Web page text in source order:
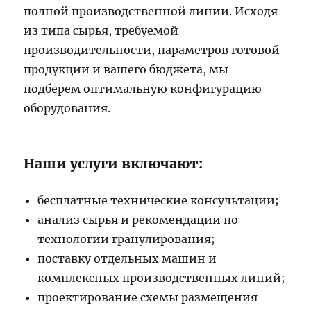
полной производственной линии. Исходя
из типа сырья, требуемой
производительности, параметров готовой
продукции и вашего бюджета, мы
подберем оптимальную конфигурацию
оборудования.
Наши услуги включают:
бесплатные технические консультации;
анализ сырья и рекомендации по
технологии гранулирования;
поставку отдельных машин и
комплексных производственных линий;
проектирование схемы размещения